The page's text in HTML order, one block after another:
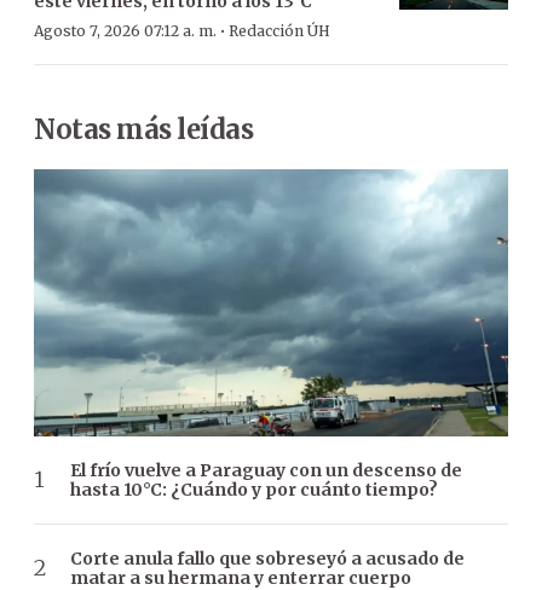
Agosto 7, 2026 07:12 a. m. · Redacción ÚH
Notas más leídas
El frío vuelve a Paraguay con un descenso de
hasta 10°C: ¿Cuándo y por cuánto tiempo?
Corte anula fallo que sobreseyó a acusado de
matar a su hermana y enterrar cuerpo